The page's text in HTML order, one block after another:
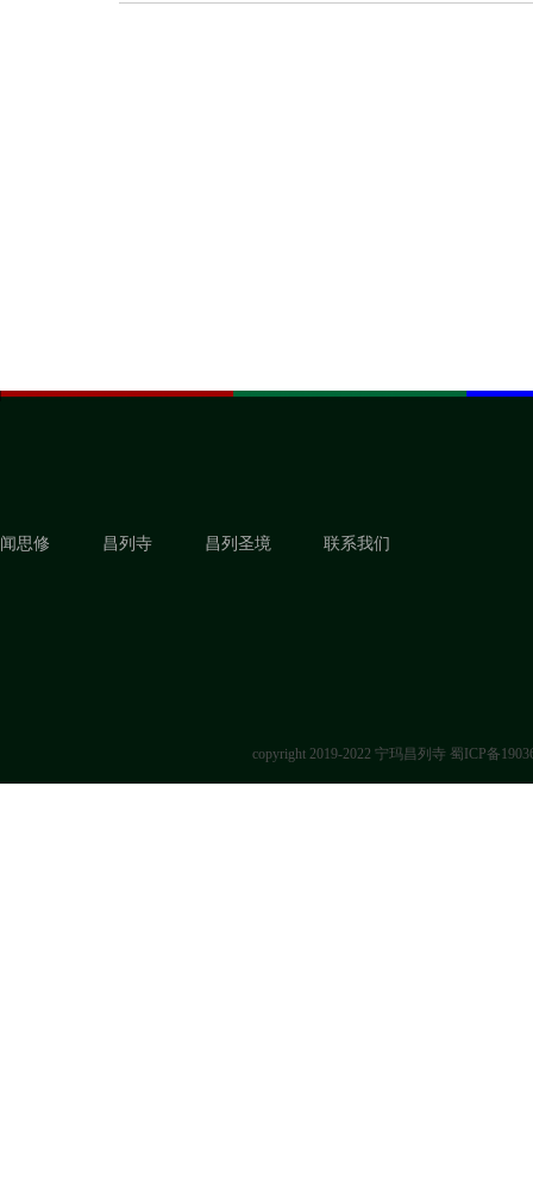
闻思修 昌列寺 昌列圣境 联系我们
copyright 2019-2022 宁玛昌列寺 蜀ICP备